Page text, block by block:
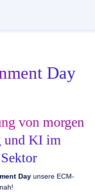
Day
von morgen
und KI im
Dayunsere ECM-